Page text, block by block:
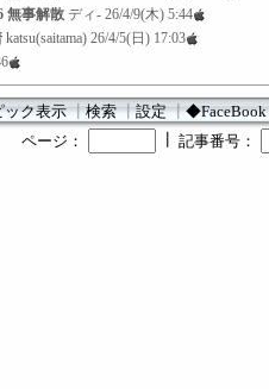
無事解散 ディ- 26/4/9(木) 5:44
katsu(saitama) 26/4/5(日) 17:03
ック表示┃検索┃設定┃◆FaceBook
ページ：
記事番号：